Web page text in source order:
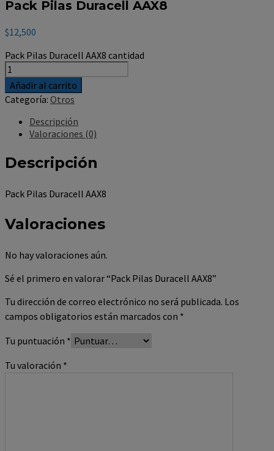
Pack Pilas Duracell AAX8
$12,500
Pack Pilas Duracell AAX8 cantidad
Añadir al carrito
Categoría: Otros
Descripción
Valoraciones (0)
Descripción
Pack Pilas Duracell AAX8
Valoraciones
No hay valoraciones aún.
Sé el primero en valorar “Pack Pilas Duracell AAX8”
Tu dirección de correo electrónico no será publicada. Los
campos obligatorios están marcados con *
Tu puntuación *
Tu valoración *